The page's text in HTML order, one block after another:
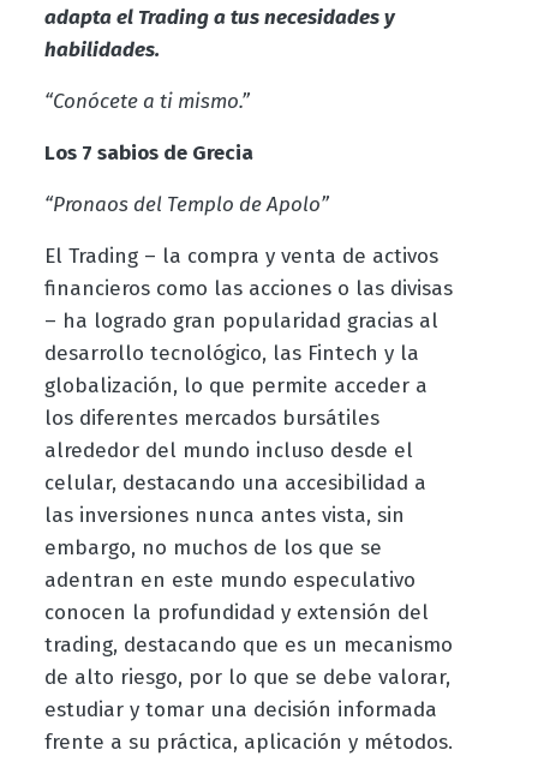
adapta el Trading a tus necesidades y
habilidades.
“Conócete a ti mismo.”
Los 7 sabios de Grecia
“Pronaos del Templo de Apolo”
El Trading – la compra y venta de activos
financieros como las acciones o las divisas
– ha logrado gran popularidad gracias al
desarrollo tecnológico, las Fintech y la
globalización, lo que permite acceder a
los diferentes mercados bursátiles
alrededor del mundo incluso desde el
celular, destacando una accesibilidad a
las inversiones nunca antes vista, sin
embargo, no muchos de los que se
adentran en este mundo especulativo
conocen la profundidad y extensión del
trading, destacando que es un mecanismo
de alto riesgo, por lo que se debe valorar,
estudiar y tomar una decisión informada
frente a su práctica, aplicación y métodos.